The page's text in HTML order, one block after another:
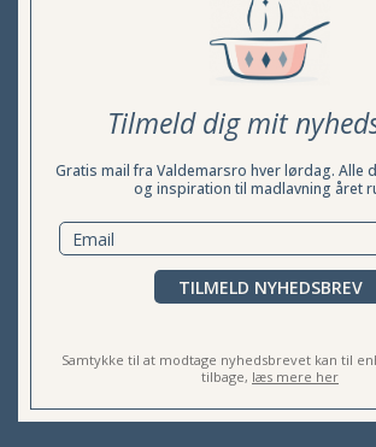
Tilmeld dig mit
Gratis mail fra Valdemarsro hver lørdag. Alle
og inspiration til madlavning året
TILMELD NYHEDSBREV
Samtykke til at modtage nyhedsbrevet kan til
tilbage, læs mere her